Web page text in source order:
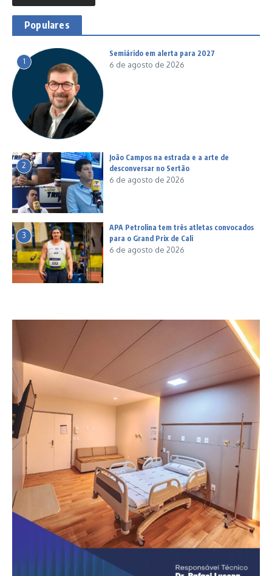
Populares
1
Semiárido em alerta para 2027
6 de agosto de 2026
2
João Campos na estrada e a arte de
desconversar no Sertão
6 de agosto de 2026
3
APA Petrolina tem três atletas convocados
para o Grand Prix de Cali
6 de agosto de 2026